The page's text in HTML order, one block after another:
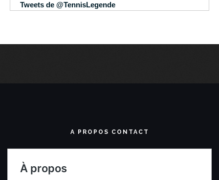
Tweets de @TennisLegende
A PROPOS CONTACT